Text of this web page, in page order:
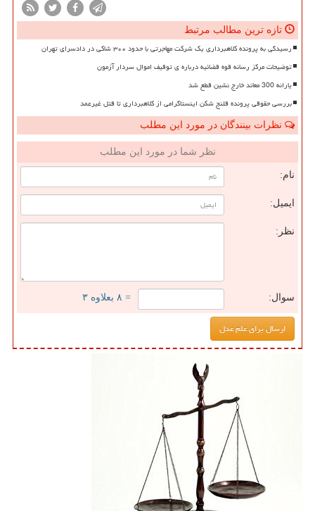
تازه ترین مطالب مرتبط
رسیدگی به پرونده کلاهبرداری یک شرکت مهاجرتی با حدود ۳۰۰ شاکی در دادسرای تهران
توضیحات مرکز رسانه قوه قضائیه درباره ی توقیف اموال سردار آزمون
یارانه 300 معاند خارج نشین قطع شد
بررسی حقوقی پرونده قلنج شکن اینستاگرامی از کلاهبرداری تا قتل غیرعمد
نظرات بینندگان در مورد این مطلب
نظر شما در مورد این مطلب
نام:
ایمیل:
نظر:
سوال: = ۸ بعلاوه ۳